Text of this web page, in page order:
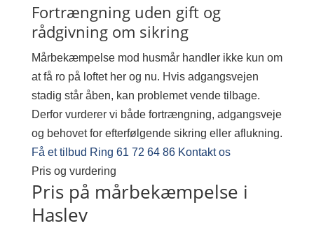
Fortrængning uden gift og
rådgivning om sikring
Mårbekæmpelse mod husmår handler ikke kun om
at få ro på loftet her og nu. Hvis adgangsvejen
stadig står åben, kan problemet vende tilbage.
Derfor vurderer vi både fortrængning, adgangsveje
og behovet for efterfølgende sikring eller aflukning.
Få et tilbud Ring 61 72 64 86 Kontakt os
Pris og vurdering
Pris på mårbekæmpelse i
Haslev